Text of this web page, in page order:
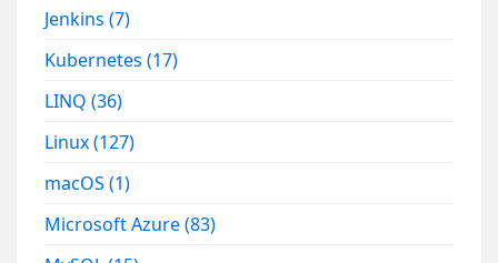
Jenkins(7)
Kubernetes(17)
LINQ(36)
Linux(127)
macOS(1)
Microsoft Azure(83)